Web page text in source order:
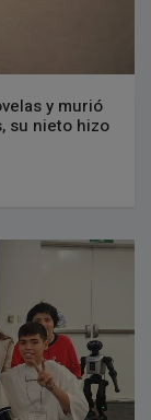
y murió
su nieto hizo